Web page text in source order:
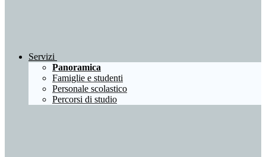
Servizi
Panoramica
Famiglie e studenti
Personale scolastico
Percorsi di studio